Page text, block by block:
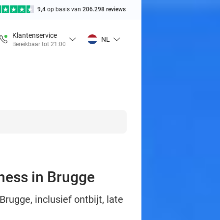
9,4 op basis van 206.298 reviews
Klantenservice
Bereikbaar tot 21:00
NL
in Brugge
inclusief ontbijt, late